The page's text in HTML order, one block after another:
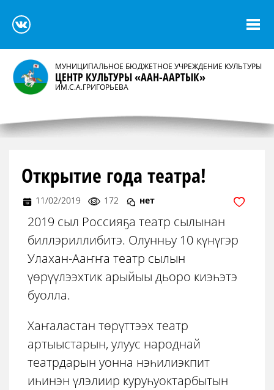
МУНИЦИПАЛЬНОЕ БЮДЖЕТНОЕ УЧРЕЖДЕНИЕ КУЛЬТУРЫ
ЦЕНТР КУЛЬТУРЫ «ААН-ААРТЫК»
ИМ.С.А.ГРИГОРЬЕВА
Открытие года театра!
11/02/2019 172 нет
2019 сыл Россияҕа театр сылынан
биллэриллибитэ. Олунньу 10 күнүгэр
Улахан-Ааҥҥа театр сылын
үөрүүлээхтик арыйыы дьоро киэһэтэ
буолла.
Хаҥаластан төрүттээх театр
артыыстарын, улуус народнай
театрдарын уонна нэһилиэкпит
иһинэн үлэлиир куруһуоктарбытын